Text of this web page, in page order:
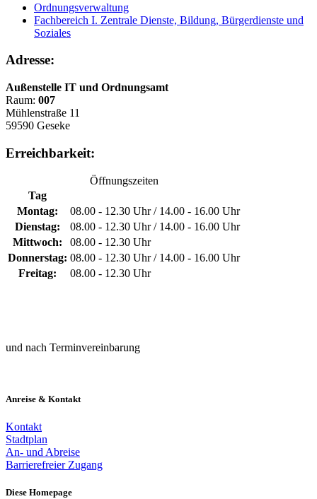
Ordnungsverwaltung
Fachbereich I. Zentrale Dienste, Bildung, Bürgerdienste und
Soziales
Adresse:
Außenstelle IT und Ordnungsamt
Raum: 007
Mühlenstraße 11
59590 Geseke
Erreichbarkeit:
Öffnungszeiten
Tag
Montag:
08.00 - 12.30 Uhr / 14.00 - 16.00 Uhr
Dienstag:
08.00 - 12.30 Uhr / 14.00 - 16.00 Uhr
Mittwoch:
08.00 - 12.30 Uhr
Donnerstag: 08.00 - 12.30 Uhr / 14.00 - 16.00 Uhr
Freitag:
08.00 - 12.30 Uhr
und nach Terminvereinbarung
Anreise & Kontakt
Kontakt
Stadtplan
An- und Abreise
Barrierefreier Zugang
Diese Homepage